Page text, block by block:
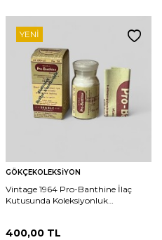
YENI
GÖKÇEKOLEKSIYON
Vintage 1964 Pro-Banthine İlaç
Kutusunda Koleksiyonluk
400,00 TL